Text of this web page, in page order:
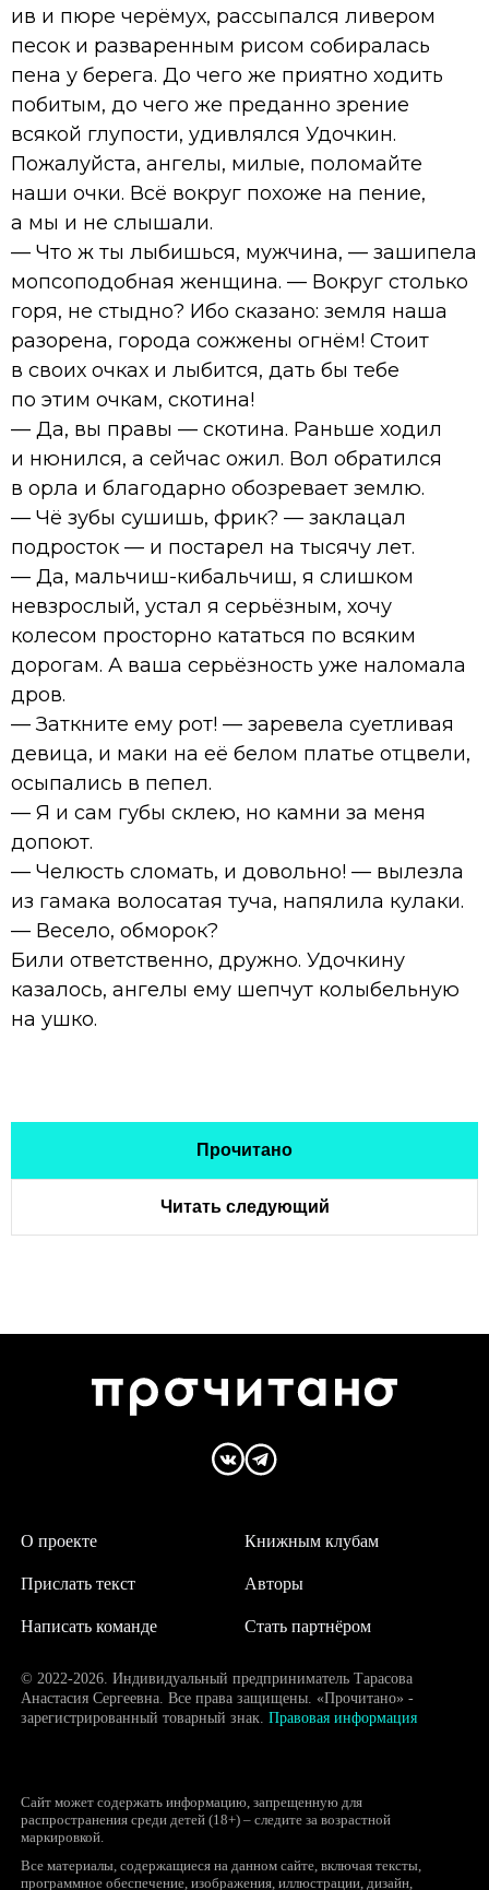
ив и пюре черёмух, рассыпался ливером
песок и разваренным рисом собиралась
пена у берега. До чего же приятно ходить
побитым, до чего же преданно зрение
всякой глупости, удивлялся Удочкин.
Пожалуйста, ангелы, милые, поломайте
наши очки. Всё вокруг похоже на пение,
а мы и не слышали.
— Что ж ты лыбишься, мужчина, — зашипела
мопсоподобная женщина. — Вокруг столько
горя, не стыдно? Ибо сказано: земля наша
разорена, города сожжены огнём! Стоит
в своих очках и лыбится, дать бы тебе
по этим очкам, скотина!
— Да, вы правы — скотина. Раньше ходил
и нюнился, а сейчас ожил. Вол обратился
в орла и благодарно обозревает землю.
— Чё зубы сушишь, фрик? — заклацал
подросток — и постарел на тысячу лет.
— Да, мальчиш-кибальчиш, я слишком
невзрослый, устал я серьёзным, хочу
колесом просторно кататься по всяким
дорогам. А ваша серьёзность уже наломала
дров.
— Заткните ему рот! — заревела суетливая
девица, и маки на её белом платье отцвели,
осыпались в пепел.
— Я и сам губы склею, но камни за меня
допоют.
— Челюсть сломать, и довольно! — вылезла
из гамака волосатая туча, напялила кулаки.
— Весело, обморок?
Били ответственно, дружно. Удочкину
казалось, ангелы ему шепчут колыбельную
на ушко.
Прочитано
Читать следующий
О проекте
Написать команде
Авторы
Прислать текст
Книжным клубам
Стать партнёром
© 2022-2026. Индивидуальный предприниматель Тарасова
Анастасия Сергеевна. Все права защищены. «Прочитано» -
зарегистрированный товарный знак. Правовая информация
Сайт может содержать информацию, запрещенную для
распространения среди детей (18+) – следите за возрастной
маркировкой.
Все материалы, содержащиеся на данном сайте, включая тексты,
программное обеспечение, изображения, иллюстрации, дизайн,